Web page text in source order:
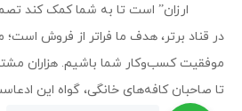
ارزان” است تا به شما کمک کند
در قناد برتر، هدف ما فراتر از فروش
موفقیت کسب‌وکار شما باشیم. هزاران
تا صاحبان کافه‌های خانگی، گواه این